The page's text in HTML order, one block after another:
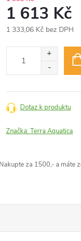
1 613 Kč
1 333,06 Kč bez DPH
Dotaz k produktu
Značka:Terra Aquatica
za 1500,- a máte